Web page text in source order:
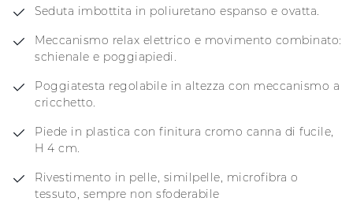
Seduta imbottita in poliuretano espanso e ovatta.
Meccanismo relax elettrico e movimento combinato:
schienale e poggiapiedi.
Poggiatesta regolabile in altezza con meccanismo a
cricchetto.
Piede in plastica con finitura cromo canna di fucile,
H 4 cm.
Rivestimento in pelle, similpelle, microfibra o
tessuto, sempre non sfoderabile